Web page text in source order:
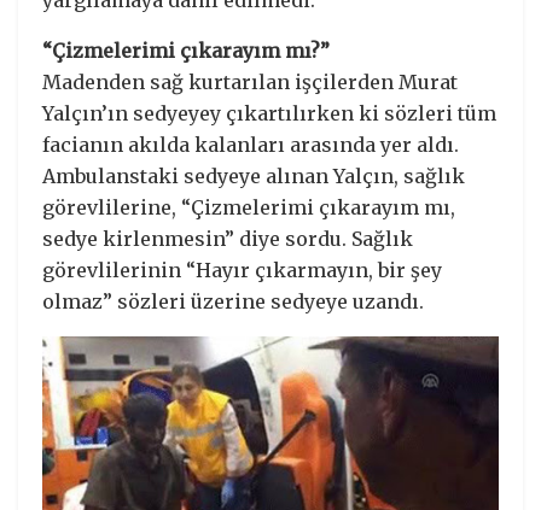
“Çizmelerimi çıkarayım mı?”
Madenden sağ kurtarılan işçilerden Murat
Yalçın’ın sedyeyey çıkartılırken ki sözleri tüm
facianın akılda kalanları arasında yer aldı.
Ambulanstaki sedyeye alınan Yalçın, sağlık
görevlilerine, “Çizmelerimi çıkarayım mı,
sedye kirlenmesin” diye sordu. Sağlık
görevlilerinin “Hayır çıkarmayın, bir şey
olmaz” sözleri üzerine sedyeye uzandı.